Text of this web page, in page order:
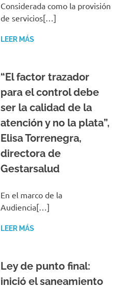
Considerada como la provisión
de servicios[…]
LEER MÁS
“El factor trazador
para el control debe
ser la calidad de la
atención y no la plata”,
Elisa Torrenegra,
directora de
Gestarsalud
En el marco de la
Audiencia[…]
LEER MÁS
Ley de punto final:
inició el saneamiento